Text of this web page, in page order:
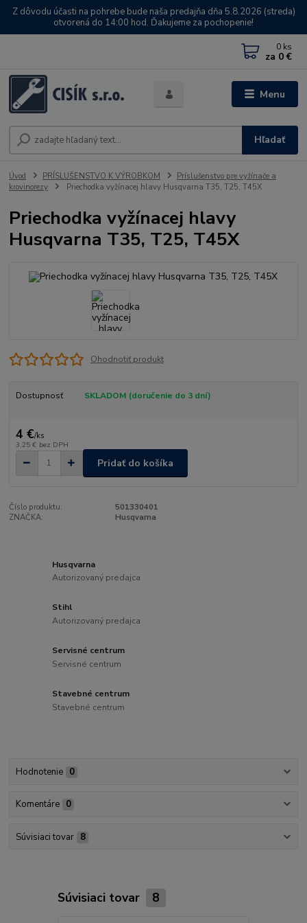
Z dôvodu účasti na pohrebe bude naša predajňa dňa 5.8.2026 (streda)
otvorená do 14:00 hod. Ďakujeme za pochopenie!
Menu
Hľadať
0 ks
za 0 €
Úvod PRÍSLUŠENSTVO K VÝROBKOM
Príslušenstvo pre vyžínače a
krovinorezy
Priechodka vyžínacej hlavy Husqvarna T35, T25, T45X
Priechodka vyžínacej hlavy
Husqvarna T35, T25, T45X
Ohodnotiť produkt
Dostupnosť SKLADOM (doručenie do 3 dní)
4 €/ks
3,25 € bez DPH
Pridať do košíka
Číslo produktu:
501330401
ZNAČKA:
Husqvarna
Husqvarna
Autorizovaný predajca
Stihl
Autorizovaný predajca
Servisné centrum
Servisné centrum
Stavebné centrum
Stavebné centrum
Hodnotenie 0
Komentáre 0
Súvisiaci tovar 8
Súvisiaci tovar 8